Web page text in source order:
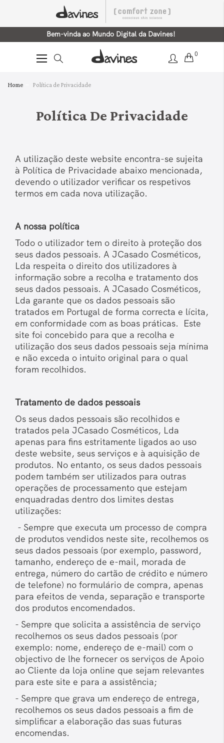
Bem-vinda ao Mundo Digital da Davines!
Alternar
0
Home Política de Privacidade
Política De Privacidade
A utilização deste website encontra-se sujeita
à Política de Privacidade abaixo mencionada,
devendo o utilizador verificar os respetivos
termos em cada nova utilização.
A nossa política
Todo o utilizador tem o direito à proteção dos
seus dados pessoais. A JCasado Cosméticos,
Lda respeita o direito dos utilizadores à
informação sobre a recolha e tratamento dos
seus dados pessoais. A JCasado Cosméticos,
Lda garante que os dados pessoais são
tratados em Portugal de forma correcta e lícita,
em conformidade com as boas práticas. Este
site foi concebido para que a recolha e
utilização dos seus dados pessoais seja mínima
e não exceda o intuito original para o qual
foram recolhidos.
Tratamento de dados pessoais
Os seus dados pessoais são recolhidos e
tratados pela JCasado Cosméticos, Lda
apenas para fins estritamente ligados ao uso
deste website, seus serviços e à aquisição de
produtos. No entanto, os seus dados pessoais
podem também ser utilizados para outras
operações de processamento que estejam
enquadradas dentro dos limites destas
utilizações:
- Sempre que executa um processo de compra
de produtos vendidos neste site, recolhemos os
seus dados pessoais (por exemplo, password,
tamanho, endereço de e-mail, morada de
entrega, número do cartão de crédito e número
de telefone) no formulário de compra, apenas
para efeitos de venda, separação e transporte
dos produtos encomendados.
- Sempre que solicita a assistência de serviço
recolhemos os seus dados pessoais (por
exemplo: nome, endereço de e-mail) com o
objectivo de lhe fornecer os serviços de Apoio
ao Cliente da loja online que sejam relevantes
para este site e para a assistência;
- Sempre que grava um endereço de entrega,
recolhemos os seus dados pessoais a fim de
simplificar a elaboração das suas futuras
encomendas.